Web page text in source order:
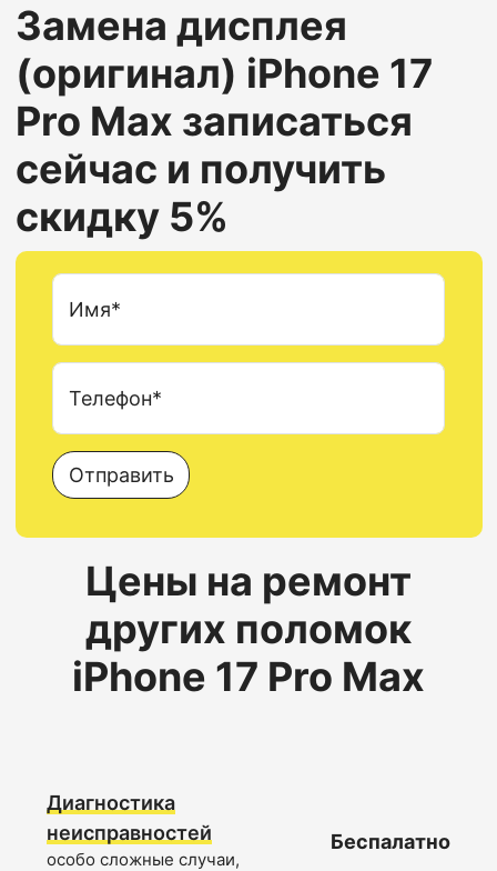
Замена дисплея
(оригинал) iPhone 17
Pro Max записаться
сейчас и получить
скидку 5%
Имя*
Телефон*
Отправить
Цены на ремонт
других поломок
iPhone 17 Pro Max
Диагностика
неисправностей
особо сложные случаи,
Беспалатно